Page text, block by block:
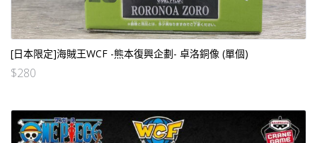
[日本限定]海賊王WCF -熊本復興企劃- 卓洛銅像 (單個)
$280